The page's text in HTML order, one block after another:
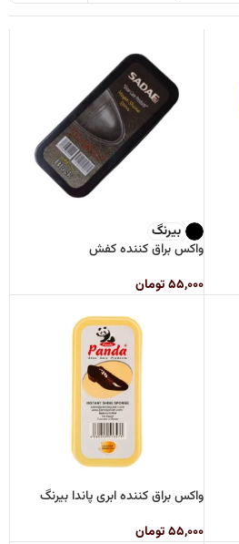
بیرنگ
واکس براق کننده کفش
۵۵,۰۰۰ تومان
واکس براق کننده ابری پاندا بیرنگ
۵۵,۰۰۰ تومان